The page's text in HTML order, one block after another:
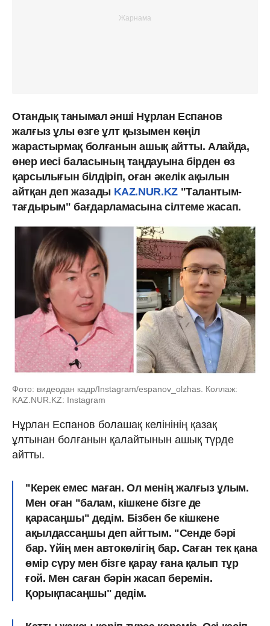
Отандық танымал әнші Нұрлан Еспанов
жалғыз ұлы өзге ұлт қызымен көңіл
жарастырмақ болғанын ашық айтты. Алайда,
өнер иесі баласының таңдауына бірден өз
қарсылығын білдіріп, оған әкелік ақылын
айтқан деп жазадыKAZ.NUR.KZ"Талантым-
тағдырым" бағдарламасына сілтеме жасап.
Фото: видеодан кадр/Instagram/espanov_olzhas. Коллаж:
KAZ.NUR.KZ: Instagram
Нұрлан Еспанов болашақ келінінің қазақ
ұлтынан болғанын қалайтынын ашық түрде
айтты.
"Керек емес маған. Ол менің жалғыз ұлым.
Мен оған "балам, кішкене бізге де
қарасаңшы" дедім. Бізбен бе кішкене
ақылдассаңшы деп айттым. "Сенде бәрі
бар. Үйің мен автокөлігің бар. Саған тек қана
өмір сүру мен бізге қарау ғана қалып тұр
ғой. Мен саған бәрін жасап беремін.
Қорықпасаңшы" дедім.